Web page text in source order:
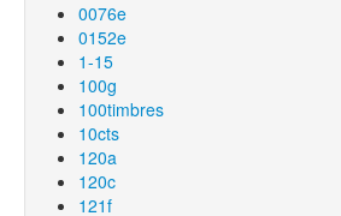
0076e
0152e
1-15
100g
100timbres
10cts
120a
120c
121f